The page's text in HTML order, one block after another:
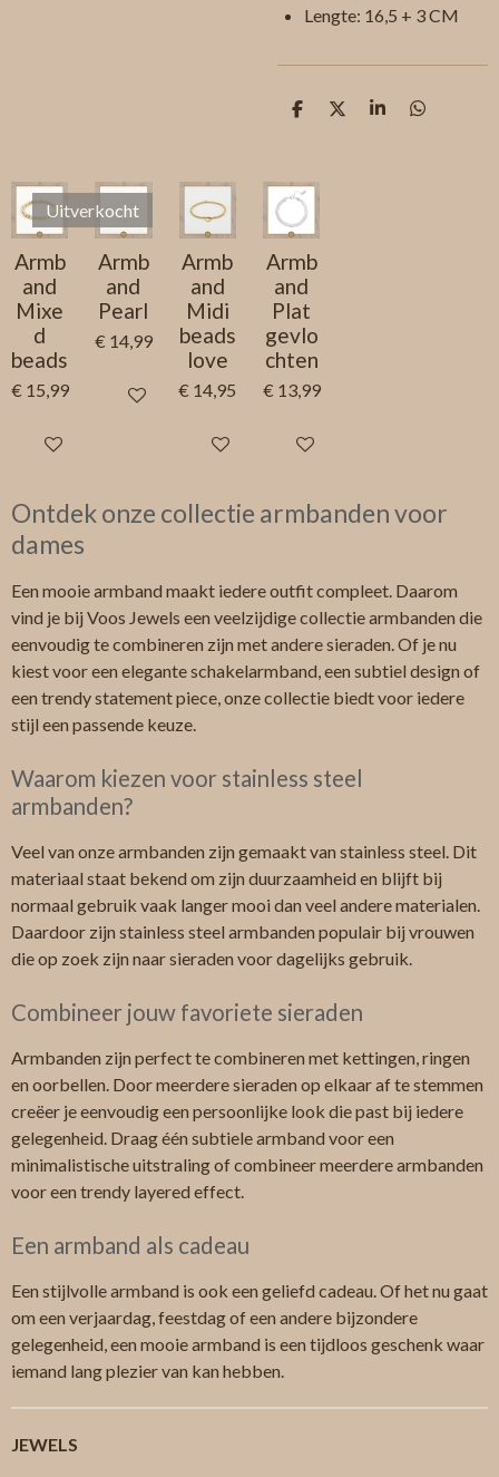
Lengte: 16,5 + 3 CM
D
n
D
S
D
Armb
and
Mixe
d
beads
€ 15,99
In winkelwagen
Uitverkocht
Armb
and
Pearl
€ 14,99
Houd mij op de hoogte
Armb
and
Midi
beads
love
€ 14,95
In winkelwagen
Armb
and
Plat
gevlo
chten
€ 13,99
In winkelwagen
Ontdek onze collectie armbanden voor
dames
Een mooie armband maakt iedere outfit compleet. Daarom
vind je bij Voos Jewels een veelzijdige collectie armbanden die
eenvoudig te combineren zijn met andere sieraden. Of je nu
kiest voor een elegante schakelarmband, een subtiel design of
een trendy statement piece, onze collectie biedt voor iedere
stijl een passende keuze.
Waarom kiezen voor stainless steel
armbanden?
Veel van onze armbanden zijn gemaakt van stainless steel. Dit
materiaal staat bekend om zijn duurzaamheid en blijft bij
normaal gebruik vaak langer mooi dan veel andere materialen.
Daardoor zijn stainless steel armbanden populair bij vrouwen
die op zoek zijn naar sieraden voor dagelijks gebruik.
Combineer jouw favoriete sieraden
Armbanden zijn perfect te combineren met kettingen, ringen
en oorbellen. Door meerdere sieraden op elkaar af te stemmen
creëer je eenvoudig een persoonlijke look die past bij iedere
gelegenheid. Draag één subtiele armband voor een
minimalistische uitstraling of combineer meerdere armbanden
voor een trendy layered effect.
Een armband als cadeau
Een stijlvolle armband is ook een geliefd cadeau. Of het nu gaat
om een verjaardag, feestdag of een andere bijzondere
gelegenheid, een mooie armband is een tijdloos geschenk waar
iemand lang plezier van kan hebben.
JEWELS